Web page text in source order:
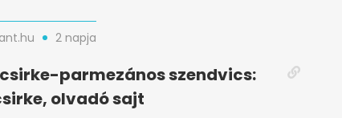
2 napja
parmezános szendvics:
olvadó sajt